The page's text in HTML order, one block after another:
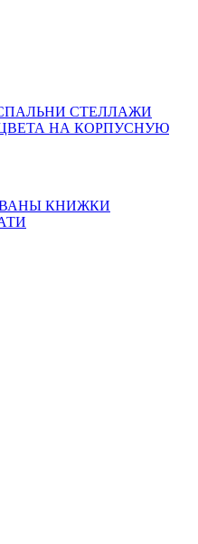
СТЕЛЛАЖИ
НА КОРПУСНУЮ
КНИЖКИ